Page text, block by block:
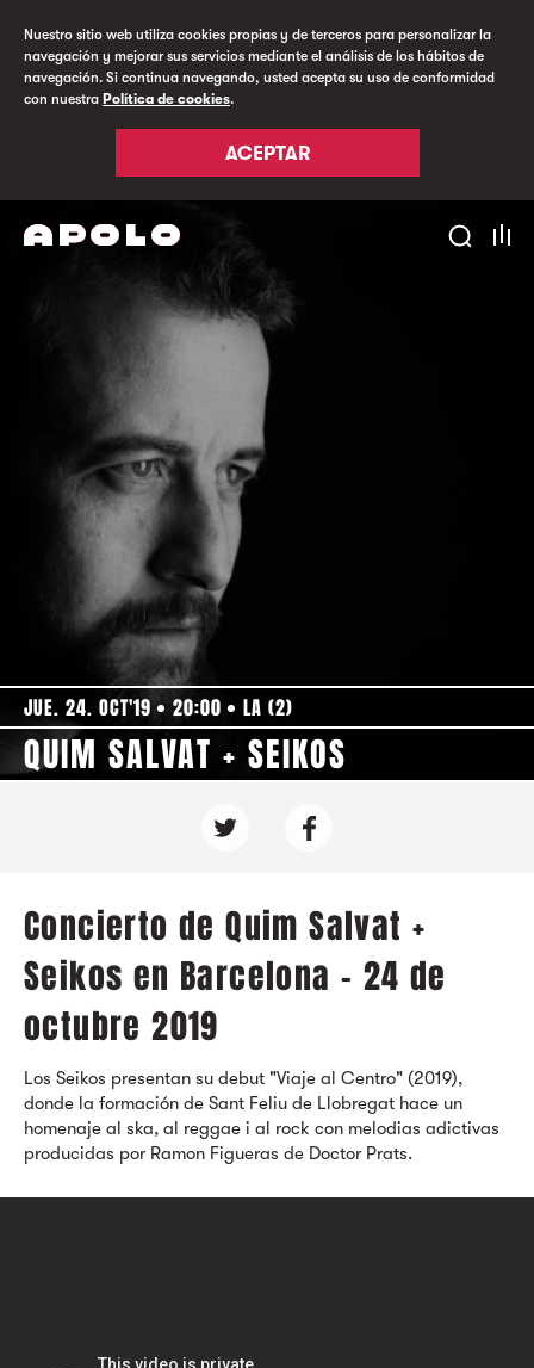
Nuestro sitio web utiliza cookies propias y de terceros para personalizar la
navegación y mejorar sus servicios mediante el análisis de los hábitos de
navegación. Si continua navegando, usted acepta su uso de conformidad
con nuestra Política de cookies.
ACEPTAR
JUE. 24. OCT'19 20:00 LA (2)
QUIM SALVAT + SEIKOS
Concierto de Quim Salvat +
Seikos en Barcelona - 24 de
octubre 2019
Los Seikos presentan su debut "Viaje al Centro" (2019),
donde la formación de Sant Feliu de Llobregat hace un
homenaje al ska, al reggae i al rock con melodias adictivas
producidas por Ramon Figueras de Doctor Prats.